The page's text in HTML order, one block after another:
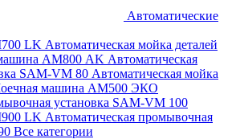
Автоматические
LK Автоматическая мойка деталей
АМ800 AK Автоматическая
SAM-VM 80 Автоматическая мойка
машина АМ500 ЭКО
установка SAM-VM 100
LK Автоматическая промывочная
Все категории